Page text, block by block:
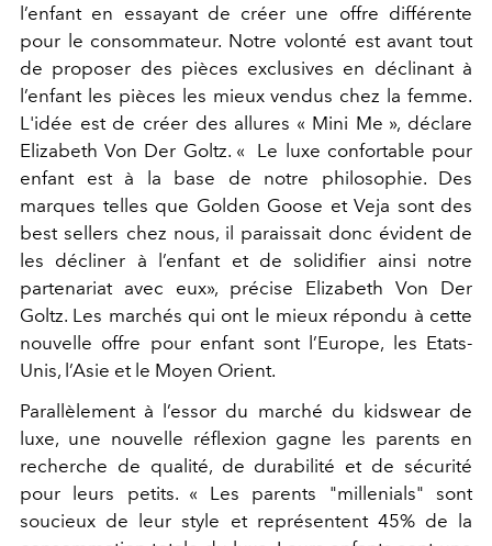
l’enfant en essayant de créer une offre différente
pour le consommateur. Notre volonté est avant tout
de proposer des pièces exclusives en déclinant à
l’enfant les pièces les mieux vendus chez la femme.
L'idée est de créer des allures « Mini Me », déclare
Elizabeth Von Der Goltz. « Le luxe confortable pour
enfant est à la base de notre philosophie. Des
marques telles que Golden Goose et Veja sont des
best sellers chez nous, il paraissait donc évident de
les décliner à l’enfant et de solidifier ainsi notre
partenariat avec eux», précise Elizabeth Von Der
Goltz. Les marchés qui ont le mieux répondu à cette
nouvelle offre pour enfant sont l’Europe, les Etats-
Unis, l’Asie et le Moyen Orient.
Parallèlement à l’essor du marché du kidswear de
luxe, une nouvelle réflexion gagne les parents en
recherche de qualité, de durabilité et de sécurité
pour leurs petits. « Les parents "millenials" sont
soucieux de leur style et représentent 45% de la